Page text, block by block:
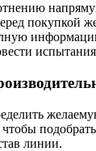
покупкой
чтобы
линии.